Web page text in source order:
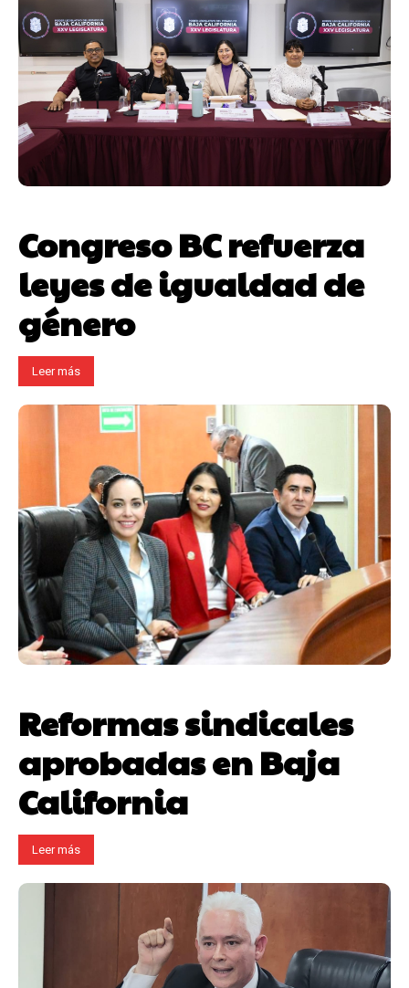
Congreso BC refuerza
leyes de igualdad de
género
Leer más
Reformas sindicales
aprobadas en Baja
California
Leer más